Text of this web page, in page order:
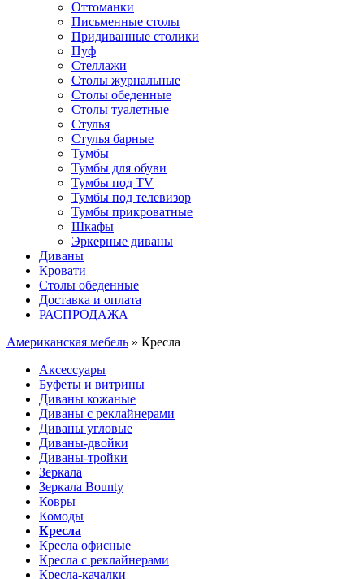
Оттоманки
Письменные столы
Придиванные столики
Пуф
Стеллажи
Столы журнальные
Столы обеденные
Столы туалетные
Стулья
Стулья барные
Тумбы
Тумбы для обуви
Тумбы под TV
Тумбы под телевизор
Тумбы прикроватные
Шкафы
Эркерные диваны
Диваны
Кровати
Столы обеденные
Доставка и оплата
РАСПРОДАЖА
Американская мебель » Кресла
Аксессуары
Буфеты и витрины
Диваны кожаные
Диваны с реклайнерами
Диваны угловые
Диваны-двойки
Диваны-тройки
Зеркала
Зеркала Bounty
Ковры
Комоды
Кресла
Кресла офисные
Кресла с реклайнерами
Кресла-качалки